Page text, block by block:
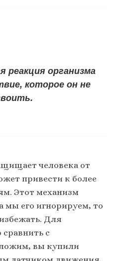
реакция организма
которое он не
человека от
привести к более
Этот механизм
мы его игнорируем, то
Для
с
вы купили